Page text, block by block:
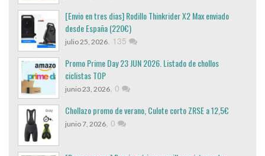
[Envio en tres dias] Rodillo Thinkrider X2 Max enviado
desde España (220€)
julio 25, 2026, 135
Promo Prime Day 23 JUN 2026. Listado de chollos
ciclistas TOP
junio 23, 2026, 0
Chollazo promo de verano, Culote corto ZRSE a 12,5€
junio 7, 2026, 0